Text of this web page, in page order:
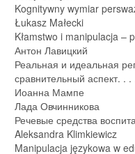
Kognitywny wymiar
Łukasz Małecki
Kłamstwo i manipulacja –
Антон Лавицкий
Реальная и идеальная
сравнительный аспект. .
Иоанна Мампе
Лада Овчинникова
Речевые средства
Aleksandra Klimkiewicz
Manipulacja językowa w